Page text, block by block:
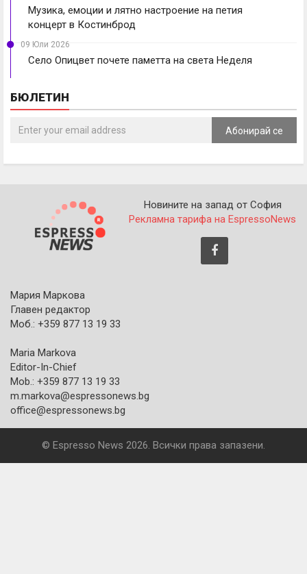
Музика, емоции и лятно настроение на петия
концерт в Костинброд
09 Юли 2026
Село Опицвет почете паметта на света Неделя
БЮЛЕТИН
Абонирай се
Новините на запад от София
Рекламна тарифа на EspressoNews
Мария Маркова
Главен редактор
Моб.: +359 877 13 19 33
Maria Markova
Editor-In-Chief
Mob.: +359 877 13 19 33
m.markova@espressonews.bg
office@espressonews.bg
© Espresso News 2026. Всички права запазени.